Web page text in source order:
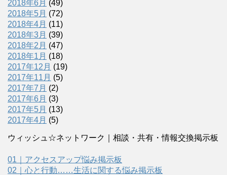
2018年6月 (49)
2018年5月 (72)
2018年4月 (11)
2018年3月 (39)
2018年2月 (47)
2018年1月 (18)
2017年12月 (19)
2017年11月 (5)
2017年7月 (2)
2017年6月 (3)
2017年5月 (13)
2017年4月 (5)
ウィッシュ☆ネットワーク｜相談・共有・情報交換掲示板
01｜アクセスアップ悩み掲示板
02｜心と行動……生活に関する悩み掲示板